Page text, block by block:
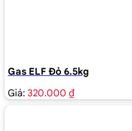
Gas ELF Đỏ 6.5kg
Giá: 320.000 ₫